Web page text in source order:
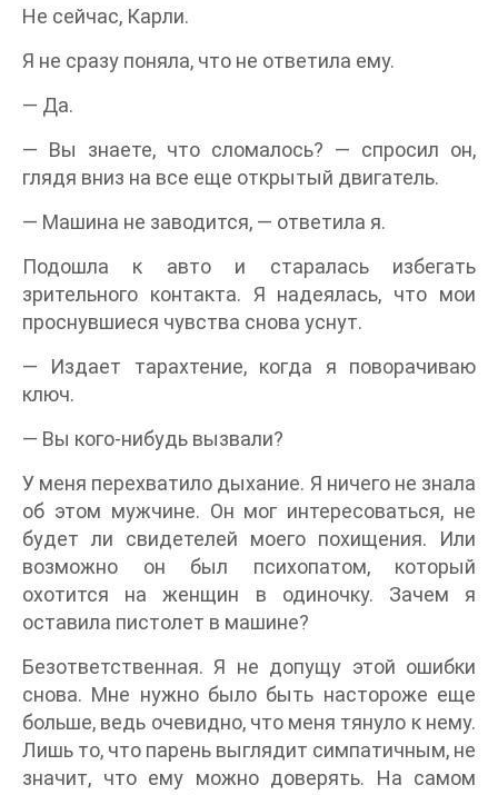
Не сейчас, Карли.
Я не сразу поняла, что не ответила ему.
― Да.
― Вы знаете, что сломалось? ― спросил он,
глядя вниз на все еще открытый двигатель.
― Машина не заводится, ― ответила я.
Подошла к авто и старалась избегать
зрительного контакта. Я надеялась, что мои
проснувшиеся чувства снова уснут.
― Издает тарахтение, когда я поворачиваю
ключ.
― Вы кого-нибудь вызвали?
У меня перехватило дыхание. Я ничего не знала
об этом мужчине. Он мог интересоваться, не
будет ли свидетелей моего похищения. Или
возможно он был психопатом, который
охотится на женщин в одиночку. Зачем я
оставила пистолет в машине?
Безответственная. Я не допущу этой ошибки
снова. Мне нужно было быть настороже еще
больше, ведь очевидно, что меня тянуло к нему.
Лишь то, что парень выглядит симпатичным, не
значит, что ему можно доверять. На самом